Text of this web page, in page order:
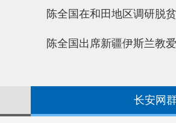
陈全国在和田地区调研脱
陈全国出席新疆伊斯兰教
长安网